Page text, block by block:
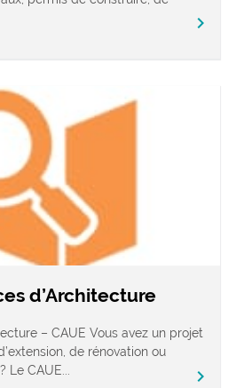
chevron_right
d’Architecture
– CAUE Vous avez un projet
de rénovation ou
Le CAUE...
chevron_right